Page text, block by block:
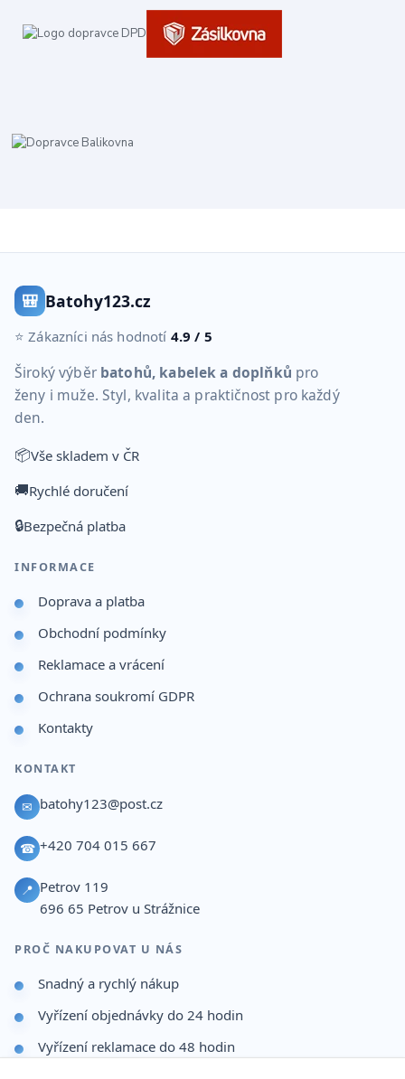
🎒 Batohy123.cz
⭐ Zákazníci nás hodnotí 4.9 / 5
Široký výběr batohů, kabelek a doplňků pro
ženy i muže. Styl, kvalita a praktičnost pro každý
den.
📦Vše skladem v ČR
🚚Rychlé doručení
🔒Bezpečná platba
INFORMACE
Doprava a platba
Obchodní podmínky
Reklamace a vrácení
Ochrana soukromí GDPR
Kontakty
KONTAKT
✉ batohy123@post.cz
☎ +420 704 015 667
📍 Petrov 119
696 65 Petrov u Strážnice
PROČ NAKUPOVAT U NÁS
Snadný a rychlý nákup
Vyřízení objednávky do 24 hodin
Vyřízení reklamace do 48 hodin